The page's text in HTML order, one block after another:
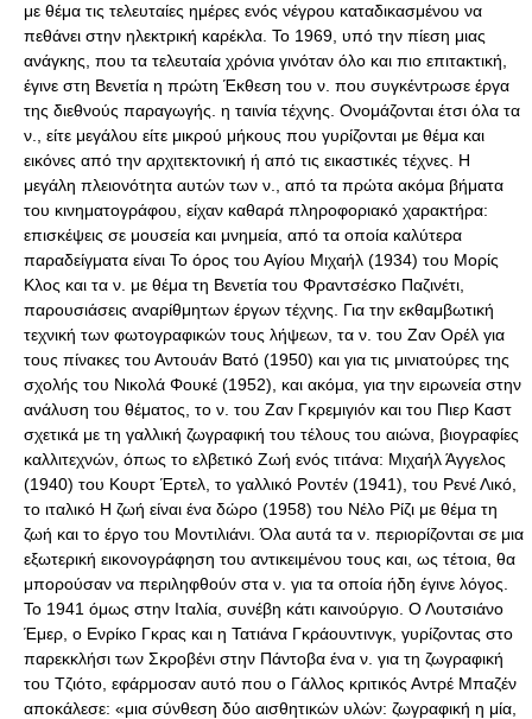
με θέμα τις τελευταίες ημέρες ενός νέγρου καταδικασμένου να
πεθάνει στην ηλεκτρική καρέκλα. Το 1969, υπό την πίεση μιας
ανάγκης, που τα τελευταία χρόνια γινόταν όλο και πιο επιτακτική,
έγινε στη Βενετία η πρώτη Έκθεση του ν. που συγκέντρωσε έργα
της διεθνούς παραγωγής. η ταινία τέχνης. Ονομάζονται έτσι όλα τα
ν., είτε μεγάλου είτε μικρού μήκους που γυρίζονται με θέμα και
εικόνες από την αρχιτεκτονική ή από τις εικαστικές τέχνες. Η
μεγάλη πλειονότητα αυτών των ν., από τα πρώτα ακόμα βήματα
του κινηματογράφου, είχαν καθαρά πληροφοριακό χαρακτήρα:
επισκέψεις σε μουσεία και μνημεία, από τα οποία καλύτερα
παραδείγματα είναι Το όρος του Αγίου Μιχαήλ (1934) του Μορίς
Κλος και τα ν. με θέμα τη Βενετία του Φραντσέσκο Παζινέτι,
παρουσιάσεις αναρίθμητων έργων τέχνης. Για την εκθαμβωτική
τεχνική των φωτογραφικών τους λήψεων, τα ν. του Ζαν Ορέλ για
τους πίνακες του Αντουάν Βατό (1950) και για τις μινιατούρες της
σχολής του Νικολά Φουκέ (1952), και ακόμα, για την ειρωνεία στην
ανάλυση του θέματος, το ν. του Ζαν Γκρεμιγιόν και του Πιερ Καστ
σχετικά με τη γαλλική ζωγραφική του τέλους του αιώνα, βιογραφίες
καλλιτεχνών, όπως το ελβετικό Ζωή ενός τιτάνα: Μιχαήλ Άγγελος
(1940) του Κουρτ Έρτελ, το γαλλικό Ροντέν (1941), του Ρενέ Λικό,
το ιταλικό Η ζωή είναι ένα δώρο (1958) του Νέλο Ρίζι με θέμα τη
ζωή και το έργο του Μοντιλιάνι. Όλα αυτά τα ν. περιορίζονται σε μια
εξωτερική εικονογράφηση του αντικειμένου τους και, ως τέτοια, θα
μπορούσαν να περιληφθούν στα ν. για τα οποία ήδη έγινε λόγος.
Το 1941 όμως στην Ιταλία, συνέβη κάτι καινούργιο. Ο Λουτσιάνο
Έμερ, ο Ενρίκο Γκρας και η Τατιάνα Γκράουντινγκ, γυρίζοντας στο
παρεκκλήσι των Σκροβένι στην Πάντοβα ένα ν. για τη ζωγραφική
του Τζιότο, εφάρμοσαν αυτό που ο Γάλλος κριτικός Αντρέ Μπαζέν
αποκάλεσε: «μια σύνθεση δύο αισθητικών υλών: ζωγραφική η μία,